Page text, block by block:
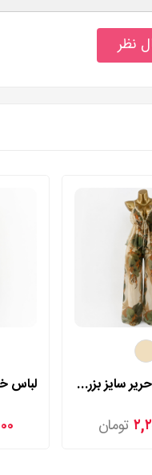
نظر
لباس خواب حریر سایز بزرگ لورنزا مدل 24531
تومان